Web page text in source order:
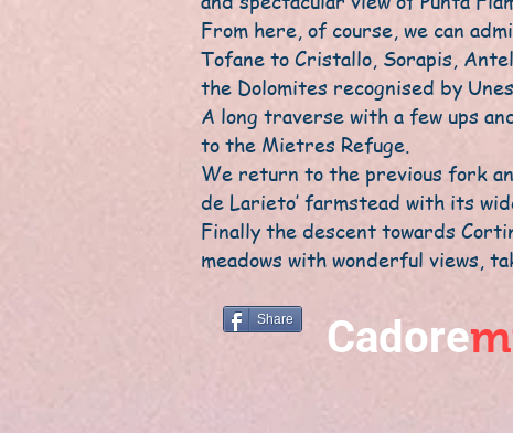
From here, of course, we can
Tofane to Cristallo, Sorapis,
the Dolomites recognised by
A long traverse with a few ups
to the Mietres Refuge.
We return to the previous fork
de Larieto’ farmstead with its
Finally the descent towards
meadows with wonderful views,
Share Cadore